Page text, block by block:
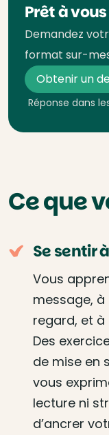
Prêt à
Demandez
format sur-
Obtenir un
Réponse dans
Ce que
Se sentir
Vous
message,
regard, et
Des
de mise en
vous
lecture ni
d’ancrer